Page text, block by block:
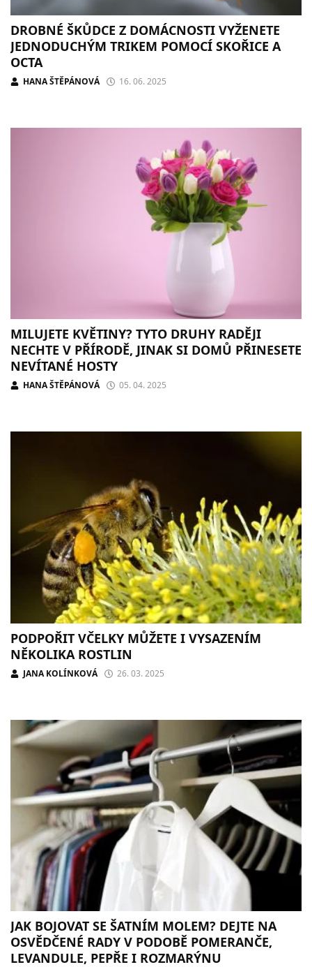
DROBNÉ ŠKŮDCE Z DOMÁCNOSTI VYŽENETE
JEDNODUCHÝM TRIKEM POMOCÍ SKOŘICE A
OCTA
HANA ŠTĚPÁNOVÁ 16. 06. 2025
MILUJETE KVĚTINY? TYTO DRUHY RADĚJI
NECHTE V PŘÍRODĚ, JINAK SI DOMŮ PŘINESETE
NEVÍTANÉ HOSTY
HANA ŠTĚPÁNOVÁ 05. 04. 2025
PODPOŘIT VČELKY MŮŽETE I VYSAZENÍM
NĚKOLIKA ROSTLIN
JANA KOLÍNKOVÁ 26. 03. 2025
JAK BOJOVAT SE ŠATNÍM MOLEM? DEJTE NA
OSVĚDČENÉ RADY V PODOBĚ POMERANČE,
LEVANDULE, PEPŘE I ROZMARÝNU